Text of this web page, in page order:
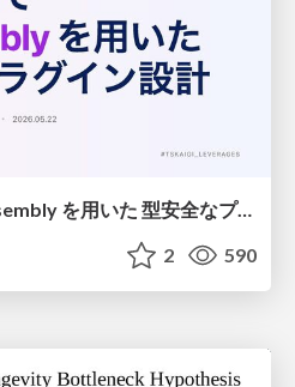
TypeScript で WebAssembly を用いた 型安全なプラグイン設計
2 590